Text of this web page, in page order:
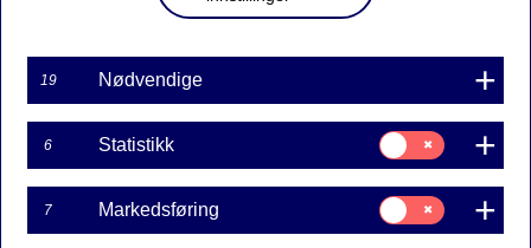
bærekraftige valg. Anja Hannerz skal være
19 Nødvendige
6 Statistikk
Samtykke
til:
Statistikk
7 Markedsføring
Samtykke
til:
Markedsføring